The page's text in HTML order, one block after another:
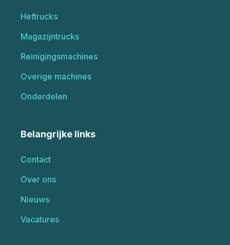
Heftrucks
Magazijntrucks
Reinigingsmachines
Overige machines
Onderdelen
Belangrijke links
Contact
Over ons
Nieuws
Vacatures